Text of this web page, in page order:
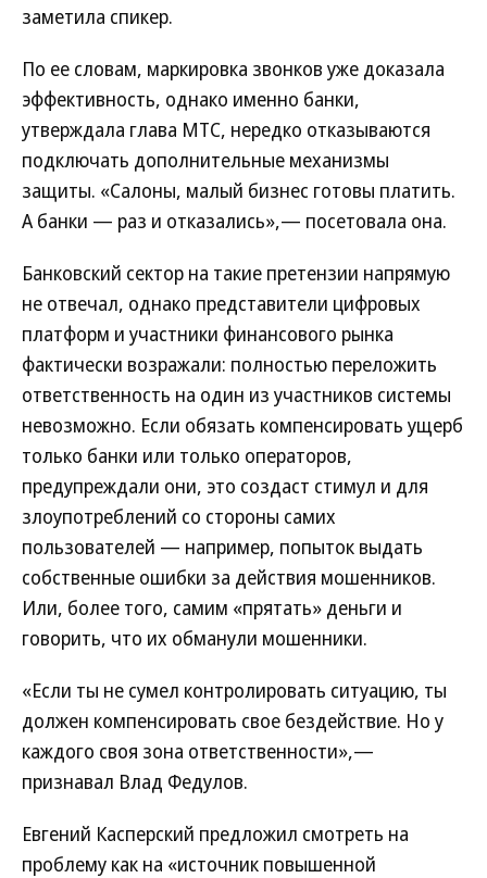
заметила спикер.
По ее словам, маркировка звонков уже доказала
эффективность, однако именно банки,
утверждала глава МТС, нередко отказываются
подключать дополнительные механизмы
защиты. «Салоны, малый бизнес готовы платить.
А банки — раз и отказались»,— посетовала она.
Банковский сектор на такие претензии напрямую
не отвечал, однако представители цифровых
платформ и участники финансового рынка
фактически возражали: полностью переложить
ответственность на один из участников системы
невозможно. Если обязать компенсировать ущерб
только банки или только операторов,
предупреждали они, это создаст стимул и для
злоупотреблений со стороны самих
пользователей — например, попыток выдать
собственные ошибки за действия мошенников.
Или, более того, самим «прятать» деньги и
говорить, что их обманули мошенники.
«Если ты не сумел контролировать ситуацию, ты
должен компенсировать свое бездействие. Но у
каждого своя зона ответственности»,—
признавал Влад Федулов.
Евгений Касперский предложил смотреть на
проблему как на «источник повышенной